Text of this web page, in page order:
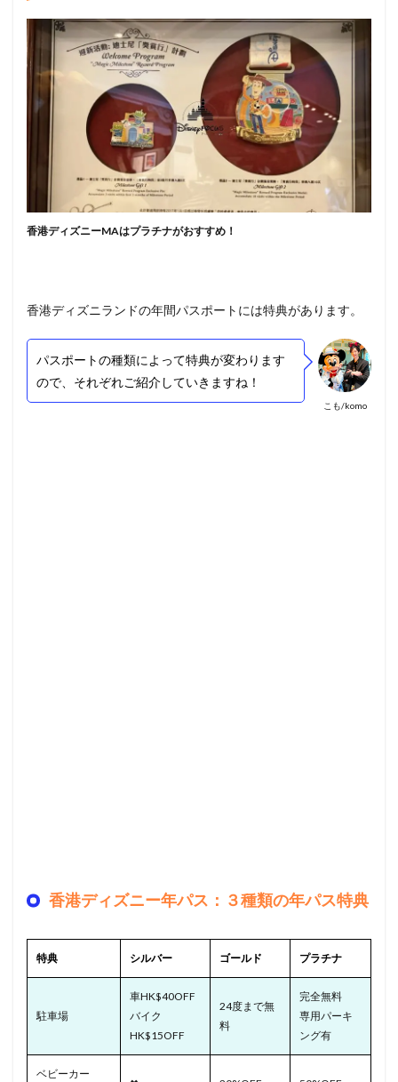
香港ディズニーMAはプラチナがおすすめ！
香港ディズニランドの年間パスポートには特典があります。
こも/komo
パスポートの種類によって特典が変わります
ので、それぞれご紹介していきますね！
香港ディズニー年パス：３種類の年パス特典
特典 シルバー ゴールド プラチナ
駐車場
車HK$40OFF
バイク
HK$15OFF
24度まで無
料
完全無料
専用パーキ
ング有
ベビーカー